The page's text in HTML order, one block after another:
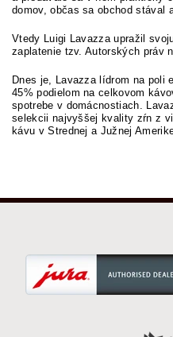
domov, občas sa obchod stával
Vtedy Luigi Lavazza upražil
zaplatenie tzv. Autorských práv
Dnes je, Lavazza lídrom na poli
45% podielom na celkovom
spotrebe v domácnostiach.
selekcii najvyššej kvality zŕn z
kávu v Strednej a Južnej